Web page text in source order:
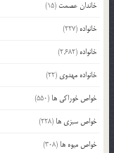
خاندان عصمت (15)
خانواده (227)
خانواده (2,682)
خانواده مهدوی (22)
خواص خوراکی ها (550)
خواص سبزی ها (228)
خواص میوه ها (308)